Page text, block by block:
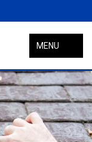
MENU